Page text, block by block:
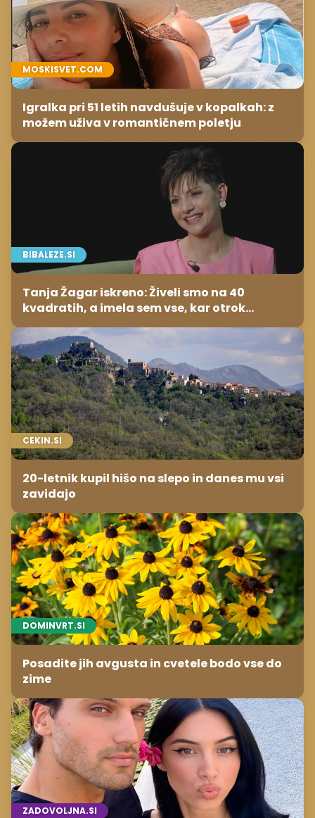
MOSKISVET.COM
Igralka pri 51 letih navdušuje v kopalkah: z
možem uživa v romantičnem poletju
BIBALEZE.SI
Tanja Žagar iskreno: Živeli smo na 40
kvadratih, a imela sem vse, kar otrok
potrebuje
CEKIN.SI
20-letnik kupil hišo na slepo in danes mu vsi
zavidajo
DOMINVRT.SI
Posadite jih avgusta in cvetele bodo vse do
zime
ZADOVOLJNA.SI